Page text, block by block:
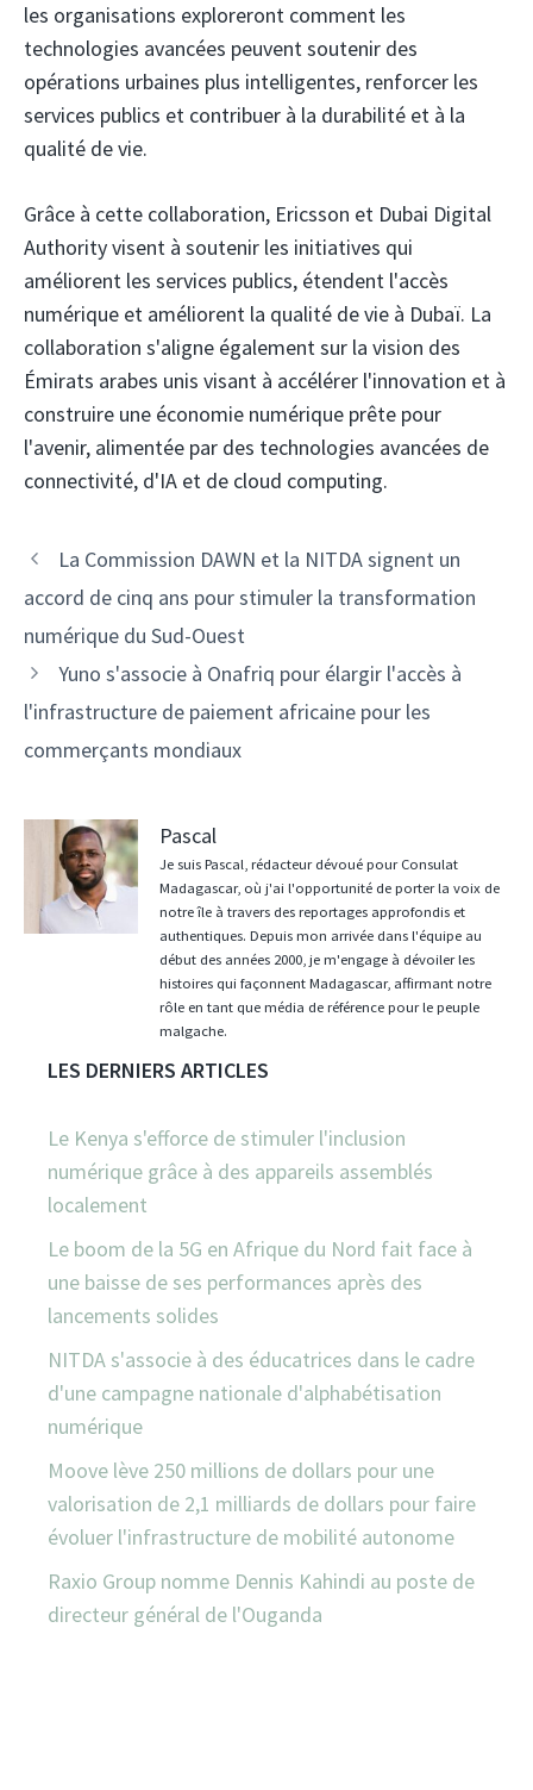
les organisations exploreront comment les
technologies avancées peuvent soutenir des
opérations urbaines plus intelligentes, renforcer les
services publics et contribuer à la durabilité et à la
qualité de vie.
Grâce à cette collaboration, Ericsson et Dubai Digital
Authority visent à soutenir les initiatives qui
améliorent les services publics, étendent l'accès
numérique et améliorent la qualité de vie à Dubaï. La
collaboration s'aligne également sur la vision des
Émirats arabes unis visant à accélérer l'innovation et à
construire une économie numérique prête pour
l'avenir, alimentée par des technologies avancées de
connectivité, d'IA et de cloud computing.
Navigation
des
articles
La Commission DAWN et la NITDA signent un
accord de cinq ans pour stimuler la transformation
numérique du Sud-Ouest
Yuno s'associe à Onafriq pour élargir l'accès à
l'infrastructure de paiement africaine pour les
commerçants mondiaux
Pascal
Je suis Pascal, rédacteur dévoué pour Consulat
Madagascar, où j'ai l'opportunité de porter la voix de
notre île à travers des reportages approfondis et
authentiques. Depuis mon arrivée dans l'équipe au
début des années 2000, je m'engage à dévoiler les
histoires qui façonnent Madagascar, affirmant notre
rôle en tant que média de référence pour le peuple
malgache.
LES DERNIERS ARTICLES
Le Kenya s'efforce de stimuler l'inclusion
numérique grâce à des appareils assemblés
localement
Le boom de la 5G en Afrique du Nord fait face à
une baisse de ses performances après des
lancements solides
NITDA s'associe à des éducatrices dans le cadre
d'une campagne nationale d'alphabétisation
numérique
Moove lève 250 millions de dollars pour une
valorisation de 2,1 milliards de dollars pour faire
évoluer l'infrastructure de mobilité autonome
Raxio Group nomme Dennis Kahindi au poste de
directeur général de l'Ouganda